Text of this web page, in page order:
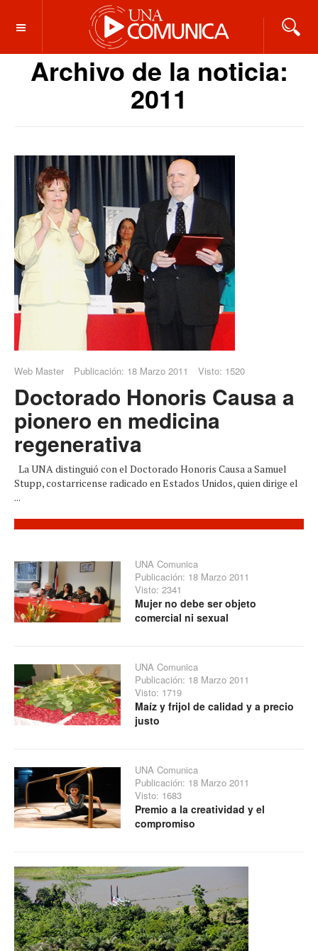
OFF CANVAS
Archivo de la noticia:
2011
Web Master Publicación: 18 Marzo 2011 Visto: 1520
Doctorado Honoris Causa a
pionero en medicina
regenerativa
La UNA distinguió con el Doctorado Honoris Causa a Samuel
Stupp, costarricense radicado en Estados Unidos, quien dirige el
...
UNA Comunica
Publicación: 18 Marzo 2011
Visto: 2341
Mujer no debe ser objeto
comercial ni sexual
UNA Comunica
Publicación: 18 Marzo 2011
Visto: 1719
Maíz y frijol de calidad y a precio
justo
UNA Comunica
Publicación: 18 Marzo 2011
Visto: 1683
Premio a la creatividad y el
compromiso